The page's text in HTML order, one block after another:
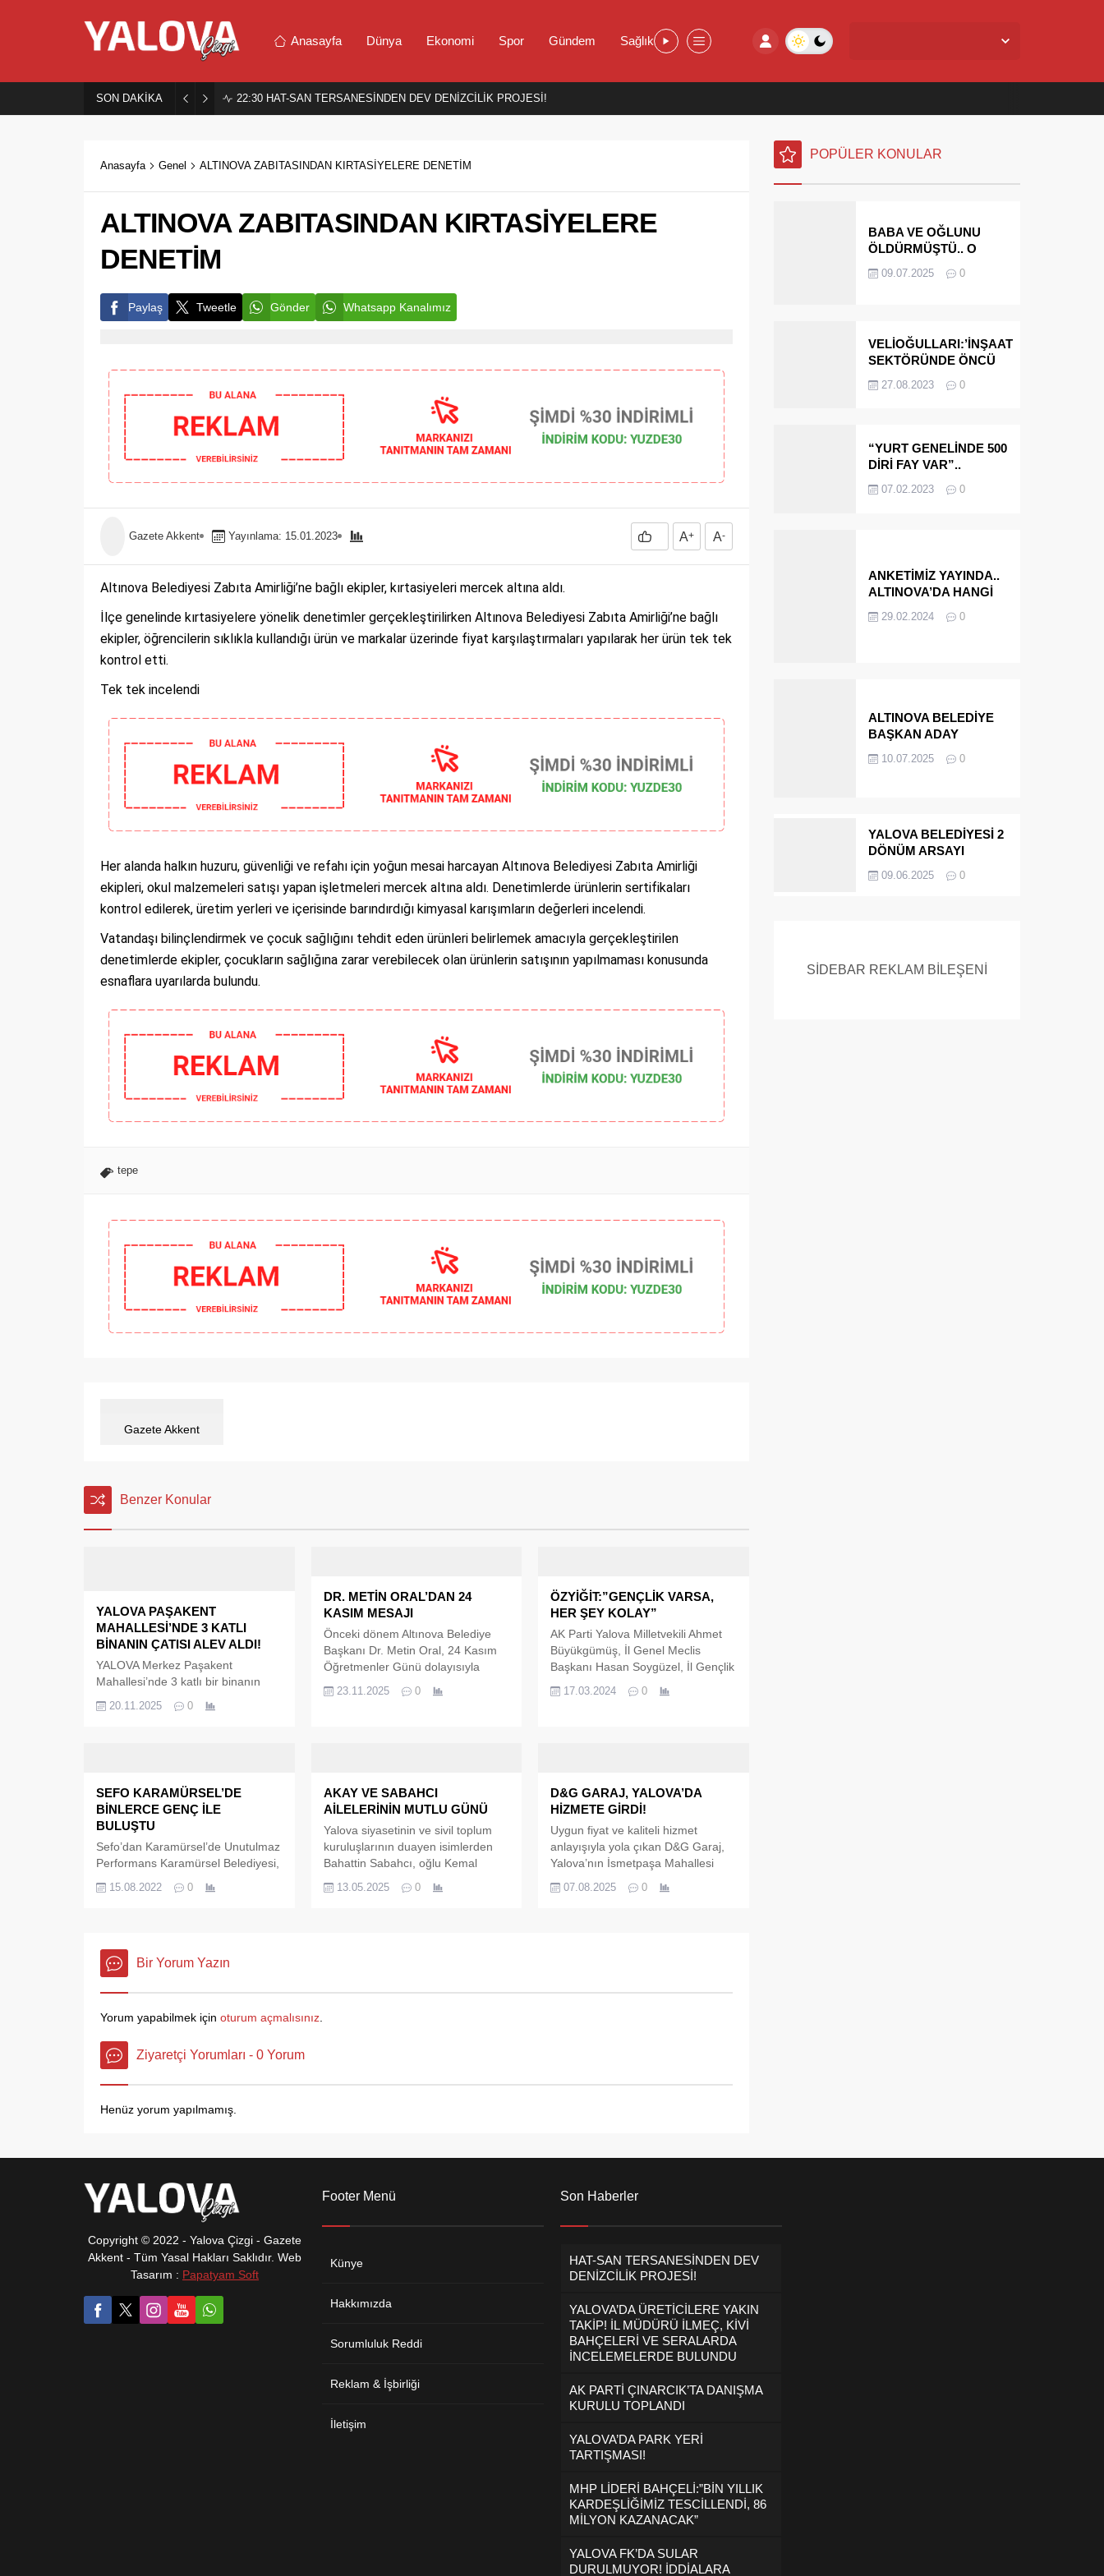
Anasayfa Dünya Ekonomi Spor Gündem Sağlık
SON DAKİKA 22:30 HAT-SAN TERSANESİNDEN DEV DENİZCİLİK PROJESİ!
Anasayfa Genel ALTINOVA ZABITASINDAN KIRTASİYELERE DENETİM
ALTINOVA ZABITASINDAN KIRTASİYELERE
DENETİM
Paylaş Tweetle Gönder Whatsapp Kanalımız
Gazete Akkent Yayınlama: 15.01.2023 A+ A-
Altınova Belediyesi Zabıta Amirliği’ne bağlı ekipler, kırtasiyeleri mercek altına aldı.
İlçe genelinde kırtasiyelere yönelik denetimler gerçekleştirilirken Altınova Belediyesi Zabıta Amirliği’ne bağlı
ekipler, öğrencilerin sıklıkla kullandığı ürün ve markalar üzerinde fiyat karşılaştırmaları yapılarak her ürün tek tek
kontrol etti.
Tek tek incelendi
Her alanda halkın huzuru, güvenliği ve refahı için yoğun mesai harcayan Altınova Belediyesi Zabıta Amirliği
ekipleri, okul malzemeleri satışı yapan işletmeleri mercek altına aldı. Denetimlerde ürünlerin sertifikaları
kontrol edilerek, üretim yerleri ve içerisinde barındırdığı kimyasal karışımların değerleri incelendi.
Vatandaşı bilinçlendirmek ve çocuk sağlığını tehdit eden ürünleri belirlemek amacıyla gerçekleştirilen
denetimlerde ekipler, çocukların sağlığına zarar verebilecek olan ürünlerin satışının yapılmaması konusunda
esnaflara uyarılarda bulundu.
tepe
Gazete Akkent
Benzer Konular
YALOVA PAŞAKENT
MAHALLESİ’NDE 3 KATLI
BİNANIN ÇATISI ALEV ALDI!
YALOVA Merkez Paşakent
Mahallesi’nde 3 katlı bir binanın
neden oldu. Henüz belirlenemeyen
kontrol altına alınarak söndürüldü.
20.11.2025 0
DR. METİN ORAL’DAN 24
KASIM MESAJI
Önceki dönem Altınova Belediye
Başkanı Dr. Metin Oral, 24 Kasım
Öğretmenler Günü dolayısıyla
toplum için taşıdığı kritik role dikkat
23.11.2025 0
ÖZYİĞİT:”GENÇLİK VARSA,
HER ŞEY KOLAY”
AK Parti Yalova Milletvekili Ahmet
Büyükgümüş, İl Genel Meclis
Başkanı Hasan Soygüzel, İl Gençlik
Parti Altınova İlçe Gençlik Kollarının
Gençlere dair birbirinden önemli...
17.03.2024 0
SEFO KARAMÜRSEL’DE
BİNLERCE GENÇ İLE
BULUŞTU
Sefo’dan Karamürsel’de Unutulmaz
Performans Karamürsel Belediyesi,
getirdi. Kordon’da gerçekleşen
sanat etkinliklerine hız kesmeden
devam ediyor. Etkinlikler
kapsamında yaz aylarından itibaren
ünlü sanatçıları ilçeye getiren
Karamürselli Başkan, bu akşam
Ünlü Rap Sanatçısı Sefo’yu
Karamürsellilerle buluşturdu. İlçe...
15.08.2022 0
AKAY VE SABAHCI
AİLELERİNİN MUTLU GÜNÜ
Yalova siyasetinin ve sivil toplum
kuruluşlarının duayen isimlerden
Bahattin Sabahcı, oğlu Kemal
Düzenlenen nişan programına STK
13.05.2025 0
D&G GARAJ, YALOVA’DA
HİZMETE GİRDİ!
Uygun fiyat ve kaliteli hizmet
anlayışıyla yola çıkan D&G Garaj,
Yalova’nın İsmetpaşa Mahallesi
yıkama ve araç kurtarma
sunuyor.
07.08.2025 0
Bir Yorum Yazın
Yorum yapabilmek için oturum açmalısınız
Ziyaretçi Yorumları - 0 Yorum
Henüz yorum yapılmamış.
POPÜLER KONULAR
BABA VE OĞLUNU
ÖLDÜRMÜŞTÜ.. O
MİRASÇILARI
09.07.2025 0
VELİOĞULLARI:’İNŞAAT
SEKTÖRÜNDE ÖNCÜ
EDECEĞİZ’
27.08.2023 0
“YURT GENELİNDE 500
DİRİ FAY VAR”..
ÇINARCIK..
07.02.2023 0
ANKETİMİZ YAYINDA..
ALTINOVA’DA HANGİ
BAŞKANI OLARAK
29.02.2024 0
ALTINOVA BELEDİYE
BAŞKAN ADAY
MÜEBBET ALDI FİRAR
10.07.2025 0
YALOVA BELEDİYESİ 2
DÖNÜM ARSAYI
09.06.2025 0
SİDEBAR REKLAM BİLEŞENİ
Copyright © 2022 - Yalova Çizgi - Gazete
Akkent - Tüm Yasal Hakları Saklıdır. Web
Tasarım : Papatyam Soft
Footer Menü
Künye
Hakkımızda
Sorumluluk Reddi
Reklam & İşbirliği
İletişim
Son Haberler
HAT-SAN TERSANESİNDEN DEV
DENİZCİLİK PROJESİ!
YALOVA’DA ÜRETİCİLERE YAKIN
TAKİP! İL MÜDÜRÜ İLMEÇ, KİVİ
BAHÇELERİ VE SERALARDA
İNCELEMELERDE BULUNDU
AK PARTİ ÇINARCIK’TA DANIŞMA
KURULU TOPLANDI
YALOVA’DA PARK YERİ
TARTIŞMASI!
MHP LİDERİ BAHÇELİ:”BİN YILLIK
KARDEŞLİĞİMİZ TESCİLLENDİ, 86
MİLYON KAZANACAK”
YALOVA FK’DA SULAR
DURULMUYOR! İDDİALARA